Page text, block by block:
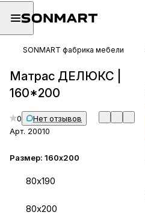
SONMART фабрика мебели
Матрас ДЕЛЮКС |
160*200
0
Нет отзывов
Арт. 20010
Размер: 160х200
80х190
80х200